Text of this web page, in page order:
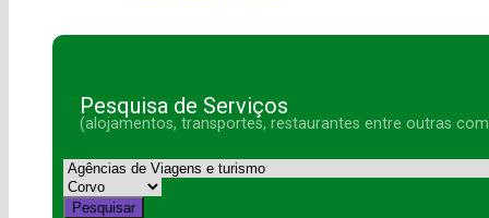
Pesquisa de Serviços
(alojamentos, transportes, restaurantes entre outras
Pesquisar